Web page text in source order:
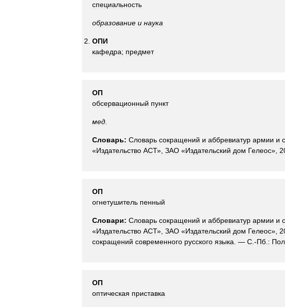
специальность
образование и наука
ОПИ
кафедра; предмет
ОП
обсервационный пункт
мед
Словарь: Словарь сокращений и аббревиатур армии и
«Издательство АСТ», ЗАО «Издательский дом Гелеос»,
ОП
огнетушитель пенный
Словари: Словарь сокращений и аббревиатур армии и
«Издательство АСТ», ЗАО «Издательский дом Гелеос»,
сокращений современного русского языка . — С .-Пб :
ОП
оптическая приставка